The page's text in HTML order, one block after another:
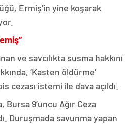
Ermiş’in yine koşarak
ve savcılıkta susma hakkını
‘Kasten öldürme’
cezası istemi ile dava açıldı.
Bursa 9’uncu Ağır Ceza
Duruşmada savunma yapan